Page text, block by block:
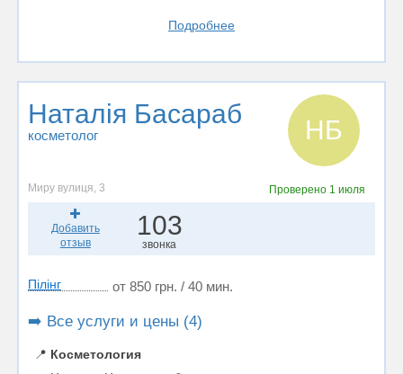
Подробнее
Наталія Басараб
косметолог НБ
Миру вулиця, 3 Проверено 1 июля
Добавить
отзыв
103
звонка
Пілінг от 850 грн. / 40 мин.
➡️ Все услуги и цены (4)
📍 Косметология